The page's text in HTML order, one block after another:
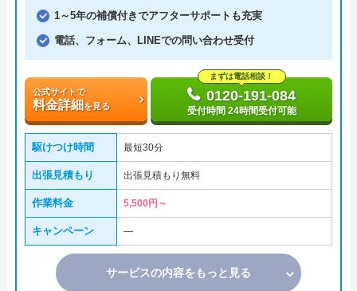
1～5年の補償付きでアフターサポートも充実
電話、フォーム、LINEでの問い合わせ受付
公式サイトで
料金詳細を見る
まずは電話相談！
0120-191-084
受付時間 24時間受付可能
駆けつけ時間 最短30分
出張見積もり 出張見積もり無料
作業料金 5,500円～
キャンペーン ―
サービスの内容をもっと見る